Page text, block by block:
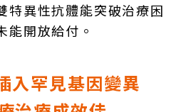
特異性抗體能突破治療困
能開放給付。
入罕見基因變異